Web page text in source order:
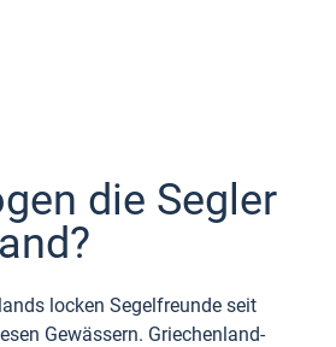
die Segler
locken Segelfreunde seit
Gewässern. Griechenland-